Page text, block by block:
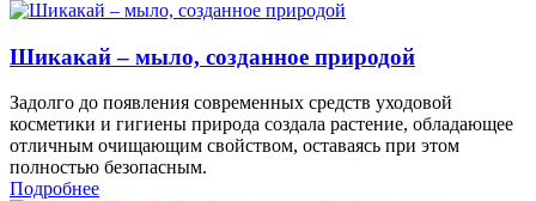
Шикакай – мыло, созданное природой
Задолго до появления современных средств уходовой
косметики и гигиены природа создала растение, обладающее
отличным очищающим свойством, оставаясь при этом
полностью безопасным.
Подробнее